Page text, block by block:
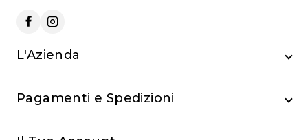
L'Azienda
Pagamenti e Spedizioni